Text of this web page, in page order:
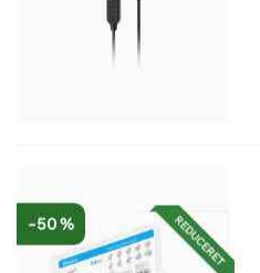
REDUCERET
-50 %